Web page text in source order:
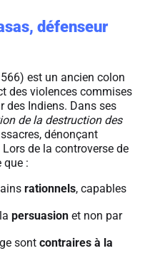
défenseur
est un ancien colon
des violences commises
des Indiens. Dans ses
de la destruction des
dénonçant
de la controverse de
que :
rationnels, capables
persuasion et non par
sont contraires à la